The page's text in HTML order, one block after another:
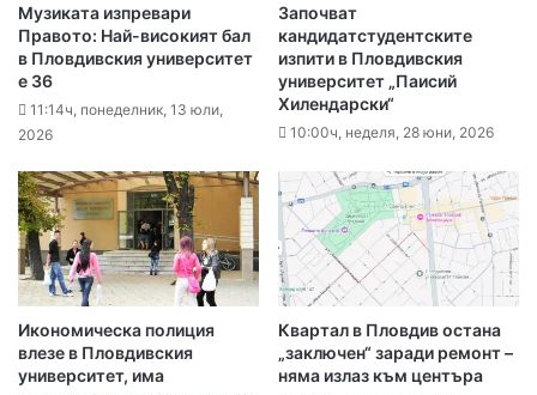
Музиката изпревари
Правото: Най-високият бал
в Пловдивския университет
е 36
11:14ч, понеделник, 13 юли,
2026
Започват
кандидатстудентските
изпити в Пловдивския
университет „Паисий
Хилендарски“
10:00ч, неделя, 28 юни, 2026
Икономическа полиция
влезе в Пловдивския
университет, има
Квартал в Пловдив остана
„заключен“ заради ремонт –
няма излаз към центъра